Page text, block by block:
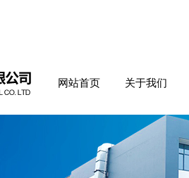
网站首页 关于我们